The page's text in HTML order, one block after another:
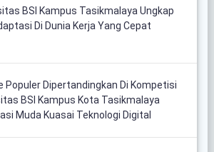
BSI Kampus Tasikmalaya Ungkap
Di Dunia Kerja Yang Cepat
Populer Dipertandingkan Di Kompetisi
BSI Kampus Kota Tasikmalaya
Muda Kuasai Teknologi Digital